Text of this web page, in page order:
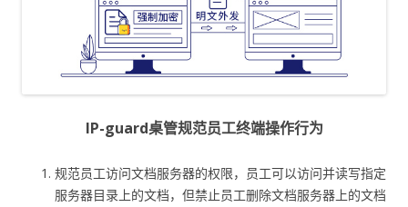
IP-guard桌管规范员工终端操作行为
规范员工访问文档服务器的权限，员工可以访问并读写指定
服务器目录上的文档，但禁止员工删除文档服务器上的文档